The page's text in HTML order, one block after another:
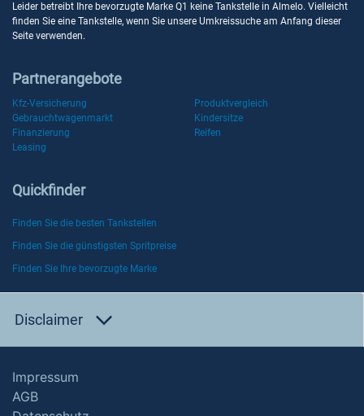
Leider betreibt Ihre bevorzugte Marke Q1 keine Tankstelle in Almelo. Vielleicht
finden Sie eine Tankstelle, wenn Sie unsere Umkreissuche am Anfang dieser
Seite verwenden.
Partnerangebote
Kfz-Versicherung
Produktvergleich
Gebrauchtwagenmarkt
Kindersitze
Finanzierung
Reifen
Leasing
Quickfinder
Finden Sie die besten Tankstellen
Finden Sie die günstigsten Spritpreise
Finden Sie Ihre bevorzugte Marke
Disclaimer
Impressum
AGB